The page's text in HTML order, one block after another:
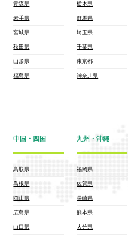
青森県
岩手県
宮城県
秋田県
山形県
福島県
栃木県
群馬県
埼玉県
千葉県
東京都
神奈川県
中国・四国
鳥取県
島根県
岡山県
広島県
山口県
九州・沖縄
福岡県
佐賀県
長崎県
熊本県
大分県